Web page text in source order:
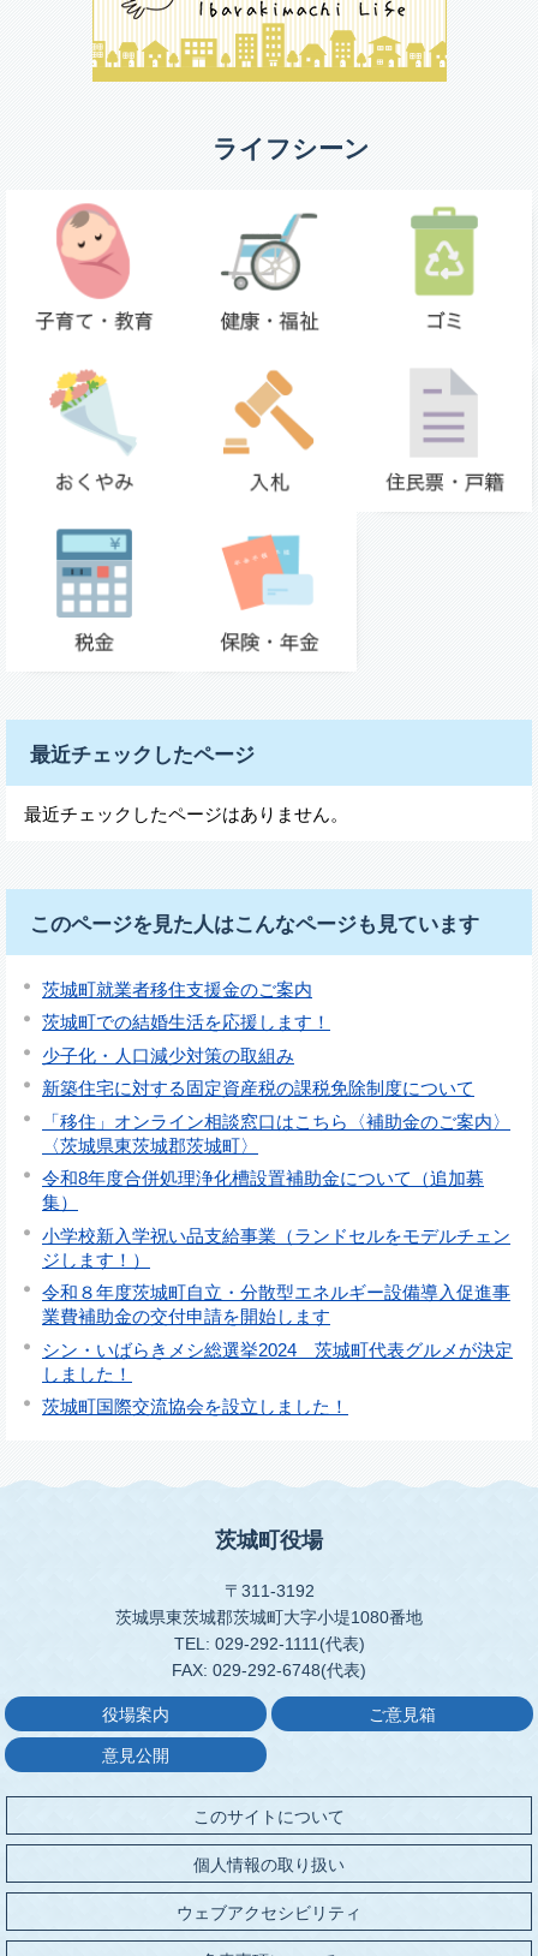
ライフシーン
最近チェックしたページ
最近チェックしたページはありません。
このページを見た人はこんなページも見ています
茨城町就業者移住支援金のご案内
茨城町での結婚生活を応援します！
少子化・人口減少対策の取組み
新築住宅に対する固定資産税の課税免除制度について
「移住」オンライン相談窓口はこちら〈補助金のご案内〉
〈茨城県東茨城郡茨城町〉
令和8年度合併処理浄化槽設置補助金について（追加募
集）
小学校新入学祝い品支給事業（ランドセルをモデルチェン
ジします！）
令和８年度茨城町自立・分散型エネルギー設備導入促進事
業費補助金の交付申請を開始します
シン・いばらきメシ総選挙2024 茨城町代表グルメが決定
しました！
茨城町国際交流協会を設立しました！
茨城町役場
〒311-3192
茨城県東茨城郡茨城町大字小堤1080番地
TEL: 029-292-1111(代表)
FAX: 029-292-6748(代表)
役場案内 ご意見箱
意見公開
このサイトについて
個人情報の取り扱い
ウェブアクセシビリティ